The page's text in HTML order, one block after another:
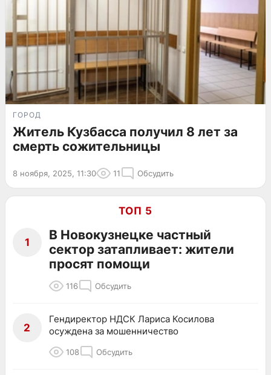
ГОРОД
Житель Кузбасса получил 8 лет за
смерть сожительницы
8 ноября, 2025, 11:30 11 Обсудить
ТОП 5
1
В Новокузнецке частный
сектор затапливает: жители
просят помощи
116 Обсудить
2
Гендиректор НДСК Лариса Косилова
осуждена за мошенничество
108 Обсудить